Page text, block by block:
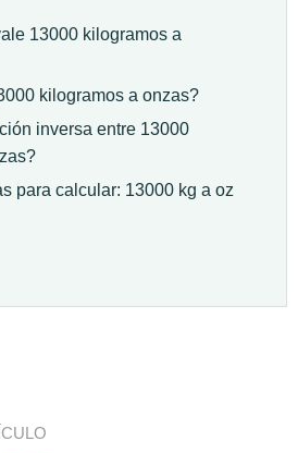
13000 kilogramos a
kilogramos a onzas?
inversa entre 13000
para calcular: 13000 kg a oz